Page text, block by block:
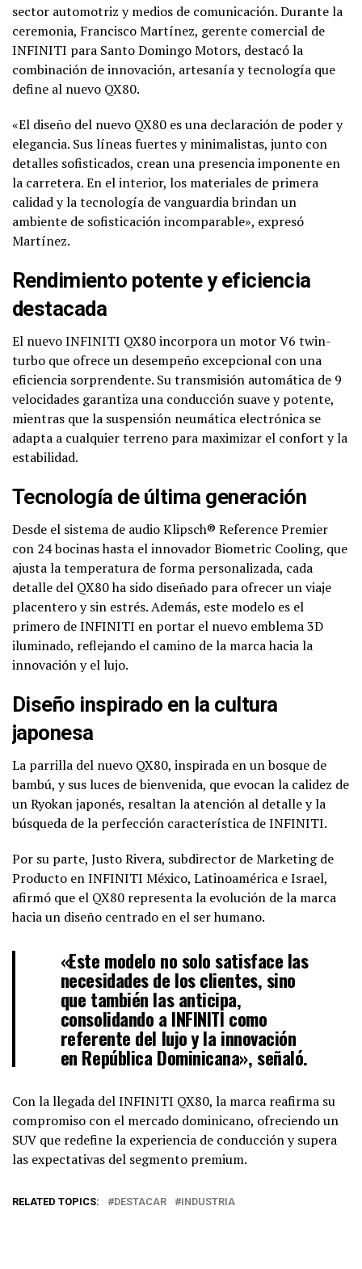
sector automotriz y medios de comunicación. Durante la
ceremonia, Francisco Martínez, gerente comercial de
INFINITI para Santo Domingo Motors, destacó la
combinación de innovación, artesanía y tecnología que
define al nuevo QX80.
«El diseño del nuevo QX80 es una declaración de poder y
elegancia. Sus líneas fuertes y minimalistas, junto con
detalles sofisticados, crean una presencia imponente en
la carretera. En el interior, los materiales de primera
calidad y la tecnología de vanguardia brindan un
ambiente de sofisticación incomparable», expresó
Martínez.
Rendimiento potente y eficiencia
destacada
El nuevo INFINITI QX80 incorpora un motor V6 twin-
turbo que ofrece un desempeño excepcional con una
eficiencia sorprendente. Su transmisión automática de 9
velocidades garantiza una conducción suave y potente,
mientras que la suspensión neumática electrónica se
adapta a cualquier terreno para maximizar el confort y la
estabilidad.
Tecnología de última generación
Desde el sistema de audio Klipsch® Reference Premier
con 24 bocinas hasta el innovador Biometric Cooling, que
ajusta la temperatura de forma personalizada, cada
detalle del QX80 ha sido diseñado para ofrecer un viaje
placentero y sin estrés. Además, este modelo es el
primero de INFINITI en portar el nuevo emblema 3D
iluminado, reflejando el camino de la marca hacia la
innovación y el lujo.
Diseño inspirado en la cultura
japonesa
La parrilla del nuevo QX80, inspirada en un bosque de
bambú, y sus luces de bienvenida, que evocan la calidez de
un Ryokan japonés, resaltan la atención al detalle y la
búsqueda de la perfección característica de INFINITI.
Por su parte, Justo Rivera, subdirector de Marketing de
Producto en INFINITI México, Latinoamérica e Israel,
afirmó que el QX80 representa la evolución de la marca
hacia un diseño centrado en el ser humano.
«Este modelo no solo satisface las
necesidades de los clientes, sino
que también las anticipa,
consolidando a INFINITI como
referente del lujo y la innovación
en República Dominicana», señaló.
Con la llegada del INFINITI QX80, la marca reafirma su
compromiso con el mercado dominicano, ofreciendo un
SUV que redefine la experiencia de conducción y supera
las expectativas del segmento premium.
RELATED TOPICS: DESTACAR INDUSTRIA